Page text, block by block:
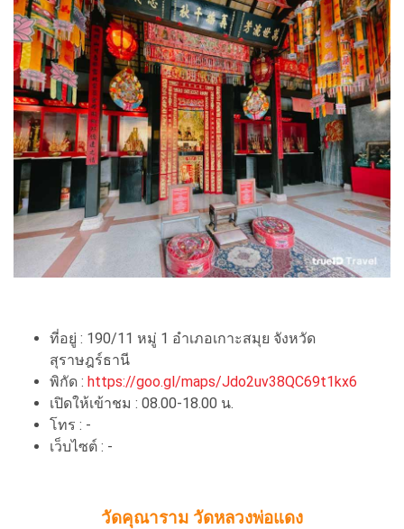
ที่อยู่ : 190/11 หมู่ 1 อำเภอเกาะสมุย จังหวัด
สุราษฎร์ธานี
พิกัด : https://goo.gl/maps/Jdo2uv38QC69t1kx6
เปิดให้เข้าชม : 08.00-18.00 น.
โทร : -
เว็บไซต์ : -
วัดคุณาราม วัดหลวงพ่อแดง